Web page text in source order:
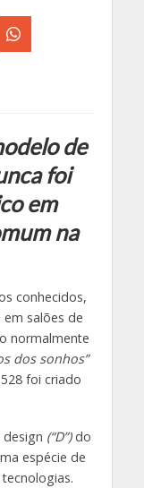
de
foi
em
na
conhecidos,
salões de
normalmente
dos sonhos”
foi criado
(“D”)do
espécie de